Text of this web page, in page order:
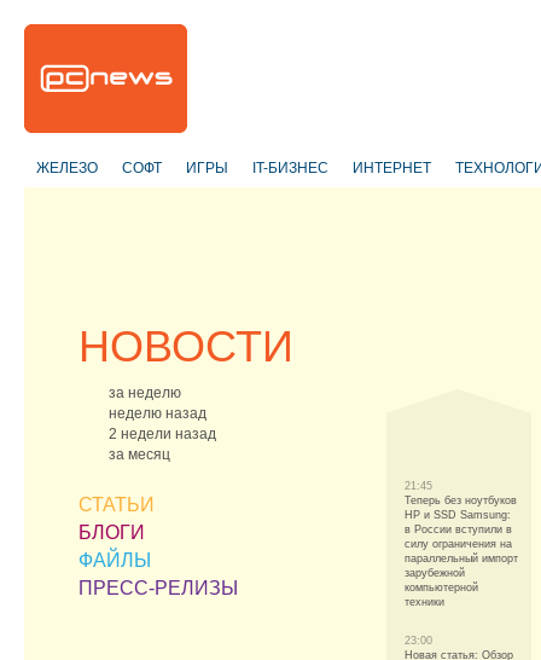
ЖЕЛЕЗО СОФТ ИГРЫ IT-БИЗНЕС ИНТЕРНЕТ
НОВОСТИ
за неделю
неделю назад
2 недели назад
за месяц
СТАТЬИ
БЛОГИ
ФАЙЛЫ
ПРЕСС-РЕЛИЗЫ
21:45
Теперь без ноутбуков
HP и SSD Samsung:
в России вступили в
силу ограничения на
параллельный импорт
зарубежной
компьютерной
техники
23:00
Новая статья: Обзор